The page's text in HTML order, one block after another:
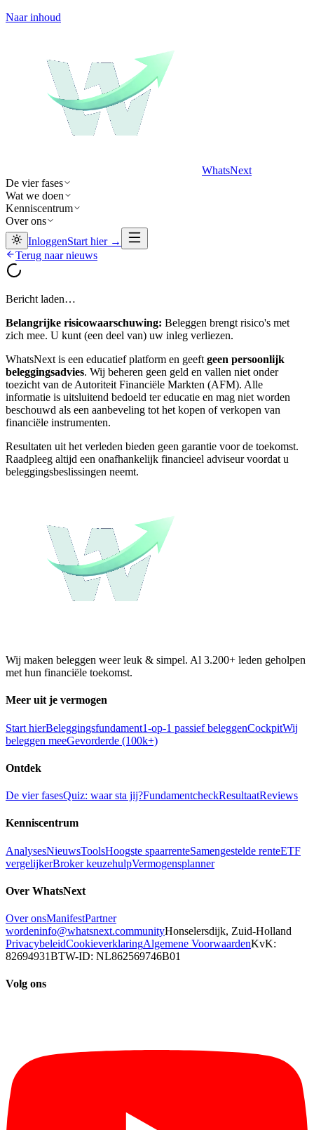
Naar inhoud
WhatsNext
De vier fases
Wat we doen
Kenniscentrum
Over ons
InloggenStart hier →
Terug naar nieuws
Bericht laden…
Belangrijke risicowaarschuwing: Beleggen brengt risico's met
zich mee. U kunt (een deel van) uw inleg verliezen.
WhatsNext is een educatief platform en geeft geen persoonlijk
beleggingsadvies. Wij beheren geen geld en vallen niet onder
toezicht van de Autoriteit Financiële Markten (AFM). Alle
informatie is uitsluitend bedoeld ter educatie en mag niet worden
beschouwd als een aanbeveling tot het kopen of verkopen van
financiële instrumenten.
Resultaten uit het verleden bieden geen garantie voor de toekomst.
Raadpleeg altijd een onafhankelijk financieel adviseur voordat u
beleggingsbeslissingen neemt.
Wij maken beleggen weer leuk & simpel. Al 3.200+ leden geholpen
met hun financiële toekomst.
Meer uit je vermogen
Start hierBeleggingsfundament1-op-1 passief beleggenCockpitWij
beleggen meeGevorderde (100k+)
Ontdek
De vier fasesQuiz: waar sta jij?FundamentcheckResultaatReviews
Kenniscentrum
AnalysesNieuwsToolsHoogste spaarrenteSamengestelde renteETF
vergelijkerBroker keuzehulpVermogensplanner
Over WhatsNext
Over onsManifestPartner
wordeninfo@whatsnext.communityHonselersdijk, Zuid-Holland
PrivacybeleidCookieverklaringAlgemene VoorwaardenKvK:
82694931BTW-ID: NL862569746B01
Volg ons